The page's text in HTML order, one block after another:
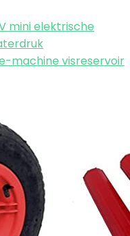
mini elektrische
machine visreservoir